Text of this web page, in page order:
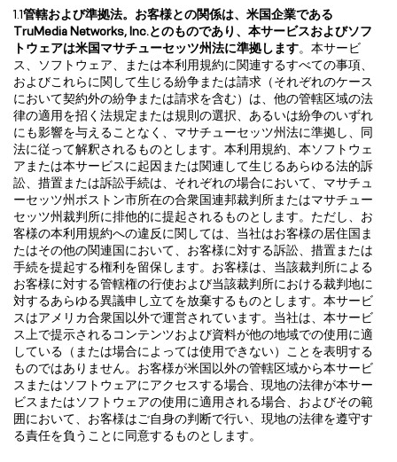
1.1管轄および準拠法。 お客様との関係は、米国企業である
TruMedia Networks, Inc.とのものであり、本サービスおよびソフ
トウェアは米国マサチューセッツ州法に準拠します。本サービ
ス、ソフトウェア、または本利用規約に関連するすべての事項、
およびこれらに関して生じる紛争または請求（それぞれのケース
において契約外の紛争または請求を含む）は、他の管轄区域の法
律の適用を招く法規定または規則の選択、あるいは紛争のいずれ
にも影響を与えることなく、マサチューセッツ州法に準拠し、同
法に従って解釈されるものとします。本利用規約、本ソフトウェ
アまたは本サービスに起因または関連して生じるあらゆる法的訴
訟、措置または訴訟手続は、それぞれの場合において、マサチュ
ーセッツ州ボストン市所在の合衆国連邦裁判所またはマサチュー
セッツ州裁判所に排他的に提起されるものとします。ただし、お
客様の本利用規約への違反に関しては、当社はお客様の居住国ま
たはその他の関連国において、お客様に対する訴訟、措置または
手続を提起する権利を留保します。お客様は、当該裁判所による
お客様に対する管轄権の行使および当該裁判所における裁判地に
対するあらゆる異議申し立てを放棄するものとします。本サービ
スはアメリカ合衆国以外で運営されています。当社は、本サービ
ス上で提示されるコンテンツおよび資料が他の地域での使用に適
している（または場合によっては使用できない）ことを表明する
ものではありません。お客様が米国以外の管轄区域から本サービ
スまたはソフトウェアにアクセスする場合、現地の法律が本サー
ビスまたはソフトウェアの使用に適用される場合、およびその範
囲において、お客様はご自身の判断で行い、現地の法律を遵守す
る責任を負うことに同意するものとします。